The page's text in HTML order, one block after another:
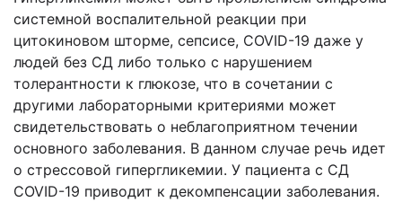
системной воспалительной реакции при
цитокиновом шторме, сепсисе, COVID-19 даже у
людей без СД либо только с нарушением
толерантности к глюкозе, что в сочетании с
другими лабораторными критериями может
свидетельствовать о неблагоприятном течении
основного заболевания. В данном случае речь идет
о стрессовой гипергликемии. У пациента с СД
COVID-19 приводит к декомпенсации заболевания.